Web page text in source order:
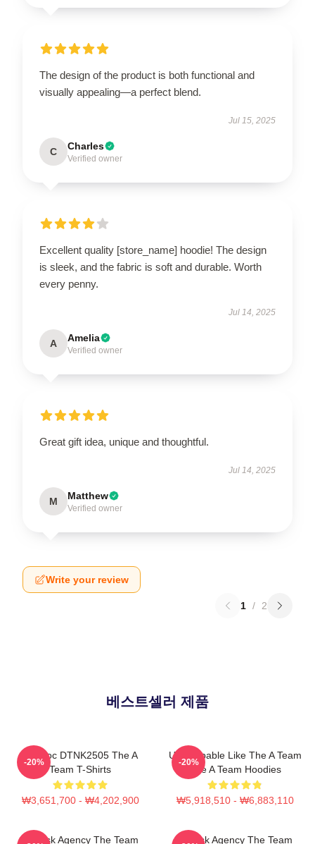
The design of the product is both functional and
visually appealing—a perfect blend.
Jul 15, 2025
C Charles
Verified owner
Excellent quality [store_name] hoodie! The design
is sleek, and the fabric is soft and durable. Worth
every penny.
Jul 14, 2025
A Amelia
Verified owner
Great gift idea, unique and thoughtful.
Jul 14, 2025
M Matthew
Verified owner
Write your review
1 / 2
베스트셀러 제품
Murdoc DTNK2505 The A
Team T-Shirts
₩3,651,700 - ₩4,202,900
-20%
Unstoppable Like The A Team
The A Team Hoodies
₩5,918,510 - ₩6,883,110
-20%
All-Risk Agency The Team
All Risk Agency The Team